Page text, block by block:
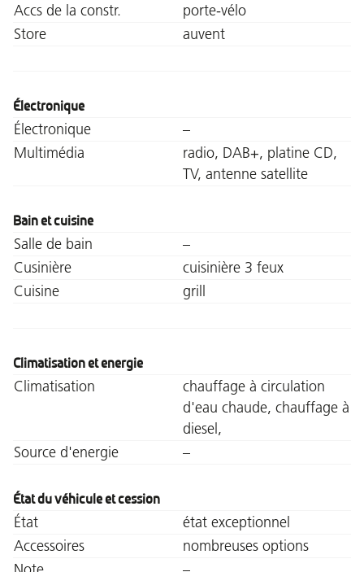
Accs de la constr.
porte-vélo
Store
auvent
Électronique
Électronique
–
Multimédia
radio, DAB+, platine CD,
TV, antenne satellite
Bain et cuisine
Salle de bain
–
Cusinière
cuisinière 3 feux
Cuisine
grill
Climatisation et energie
Climatisation
chauffage à circulation
d'eau chaude, chauffage à
diesel,
Source d'energie
–
État du véhicule et cession
État
état exceptionnel
Accessoires
nombreuses options